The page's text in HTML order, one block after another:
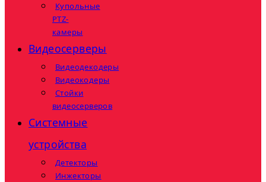
Купольные
PTZ-
камеры
Видеосерверы
Видеодекодеры
Видеокодеры
Стойки
видеосерверов
Системные
устройства
Детекторы
Инжекторы